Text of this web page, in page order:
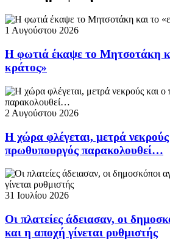
1 Αυγούστου 2026
Η φωτιά έκαψε το Μητσοτάκη
κράτος»
2 Αυγούστου 2026
Η χώρα φλέγεται, μετρά νεκρούς
πρωθυπουργός παρακολουθεί…
31 Ιουλίου 2026
Οι πλατείες άδειασαν, οι
και η αποχή γίνεται ρυθμιστής